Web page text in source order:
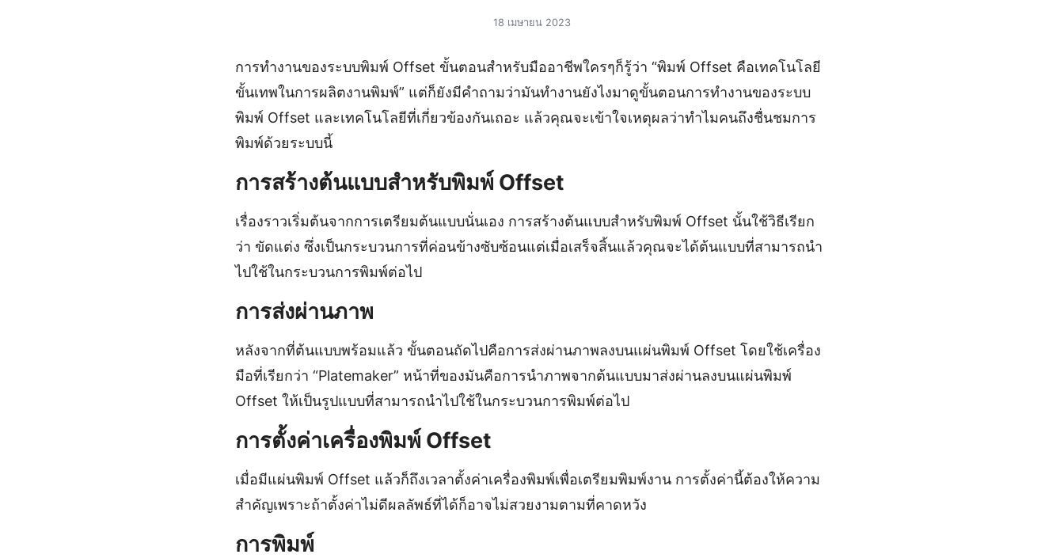
18 เมษายน 2023
การทำงานของระบบพิมพ์ Offset ขั้นตอนสำหรับมืออาชีพใครๆก็รู้ว่า “พิมพ์ Offset คือเทคโนโลยี
ขั้นเทพในการผลิตงานพิมพ์” แต่ก็ยังมีคำถามว่ามันทำงานยังไงมาดูขั้นตอนการทำงานของระบบ
พิมพ์ Offset และเทคโนโลยีที่เกี่ยวข้องกันเถอะ แล้วคุณจะเข้าใจเหตุผลว่าทำไมคนถึงชื่นชมการ
พิมพ์ด้วยระบบนี้
การสร้างต้นแบบสำหรับพิมพ์ Offset
เรื่องราวเริ่มต้นจากการเตรียมต้นแบบนั่นเอง การสร้างต้นแบบสำหรับพิมพ์ Offset นั้นใช้วิธีเรียก
ว่า ขัดแต่ง ซึ่งเป็นกระบวนการที่ค่อนข้างซับซ้อนแต่เมื่อเสร็จสิ้นแล้วคุณจะได้ต้นแบบที่สามารถนำ
ไปใช้ในกระบวนการพิมพ์ต่อไป
การส่งผ่านภาพ
หลังจากที่ต้นแบบพร้อมแล้ว ขั้นตอนถัดไปคือการส่งผ่านภาพลงบนแผ่นพิมพ์ Offset โดยใช้เครื่อง
มือที่เรียกว่า “Platemaker” หน้าที่ของมันคือการนำภาพจากต้นแบบมาส่งผ่านลงบนแผ่นพิมพ์
Offset ให้เป็นรูปแบบที่สามารถนำไปใช้ในกระบวนการพิมพ์ต่อไป
การตั้งค่าเครื่องพิมพ์ Offset
เมื่อมีแผ่นพิมพ์ Offset แล้วก็ถึงเวลาตั้งค่าเครื่องพิมพ์เพื่อเตรียมพิมพ์งาน การตั้งค่านี้ต้องให้ความ
สำคัญเพราะถ้าตั้งค่าไม่ดีผลลัพธ์ที่ได้ก็อาจไม่สวยงามตามที่คาดหวัง
การพิมพ์